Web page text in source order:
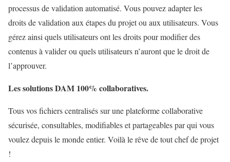
processus de validation automatisé. Vous pouvez adapter les
droits de validation aux étapes du projet ou aux utilisateurs. Vous
gérez ainsi quels utilisateurs ont les droits pour modifier des
contenus à valider ou quels utilisateurs n’auront que le droit de
l’approuver.
Les solutions DAM 100% collaboratives.
Tous vos fichiers centralisés sur une plateforme collaborative
sécurisée, consultables, modifiables et partageables par qui vous
voulez depuis le monde entier. Voilà le rêve de tout chef de projet
!